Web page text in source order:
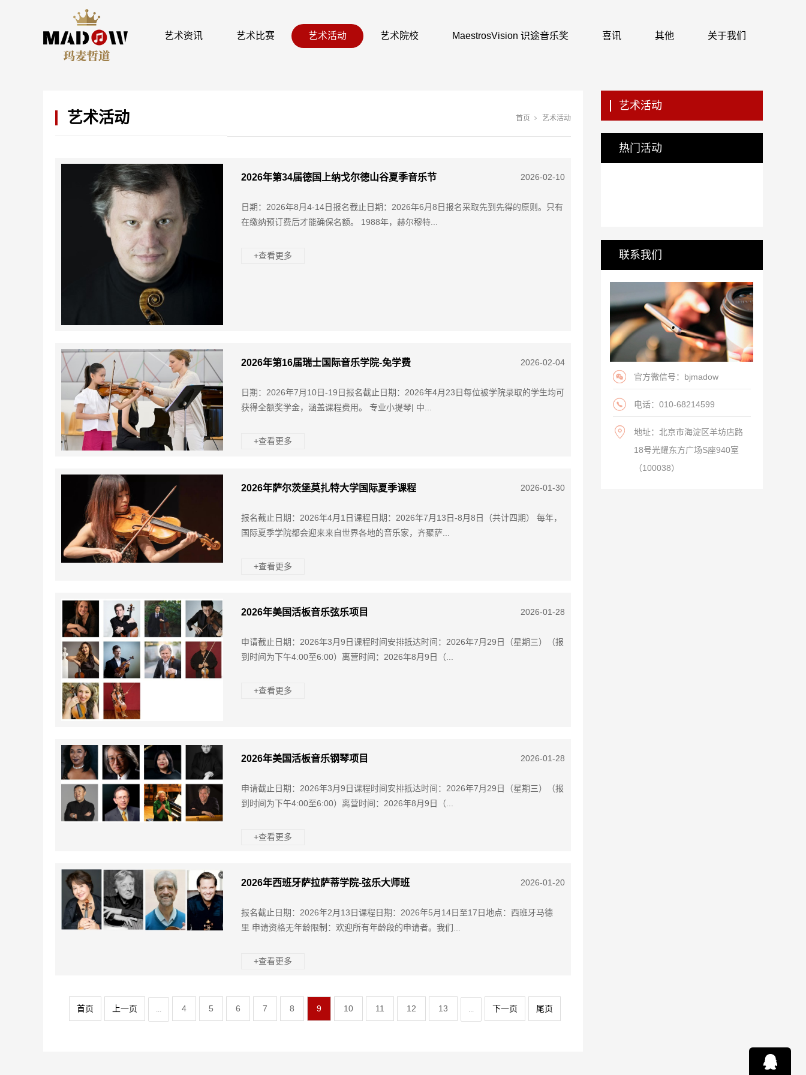
艺术资讯 艺术比赛 艺术活动 艺术院校 MaestrosVision 识途音乐奖 喜讯 其他 关于我们
艺术活动 首页 艺术活动
2026年第34届德国上纳戈尔德山谷夏季音乐节 2026-02-10
日期：2026年8月4-14日报名截止日期：2026年6月8日报名采取先到先得的原则。只有
在缴纳预订费后才能确保名额。 1988年，赫尔穆特...
+查看更多
2026年第16届瑞士国际音乐学院-免学费 2026-02-04
日期：2026年7月10日-19日报名截止日期：2026年4月23日每位被学院录取的学生均可
获得全额奖学金，涵盖课程费用。 专业小提琴| 中...
+查看更多
2026年萨尔茨堡莫扎特大学国际夏季课程 2026-01-30
报名截止日期：2026年4月1日课程日期：2026年7月13日-8月8日（共计四期） 每年，
国际夏季学院都会迎来来自世界各地的音乐家，齐聚萨...
+查看更多
2026年美国活板音乐弦乐项目 2026-01-28
申请截止日期：2026年3月9日课程时间安排抵达时间：2026年7月29日（星期三）（报
到时间为下午4:00至6:00）离营时间：2026年8月9日（...
+查看更多
2026年美国活板音乐钢琴项目 2026-01-28
申请截止日期：2026年3月9日课程时间安排抵达时间：2026年7月29日（星期三）（报
到时间为下午4:00至6:00）离营时间：2026年8月9日（...
+查看更多
2026年西班牙萨拉萨蒂学院-弦乐大师班 2026-01-20
报名截止日期：2026年2月13日课程日期：2026年5月14日至17日地点：西班牙马德
里 申请资格无年龄限制：欢迎所有年龄段的申请者。我们...
+查看更多
首页 上一页 ... 4 5 6 7 8 9 10 11 12 13 ... 下一页 尾页
艺术活动
热门活动
联系我们
官方微信号：bjmadow
电话：010-68214599
地址：北京市海淀区羊坊店路
18号光耀东方广场S座940室
（100038）